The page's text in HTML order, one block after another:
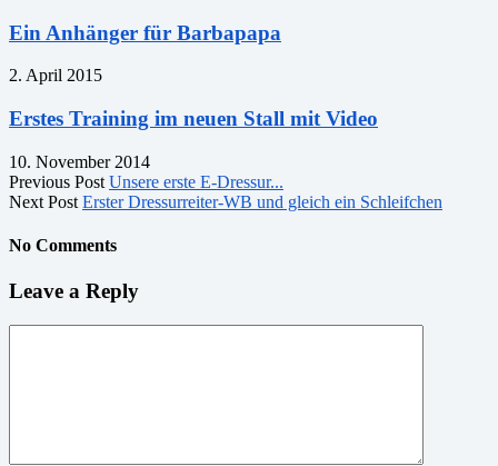
Ein Anhänger für Barbapapa
2. April 2015
Erstes Training im neuen Stall mit Video
10. November 2014
Previous Post Unsere erste E-Dressur...
Next Post Erster Dressurreiter-WB und gleich ein Schleifchen
No Comments
Leave a Reply